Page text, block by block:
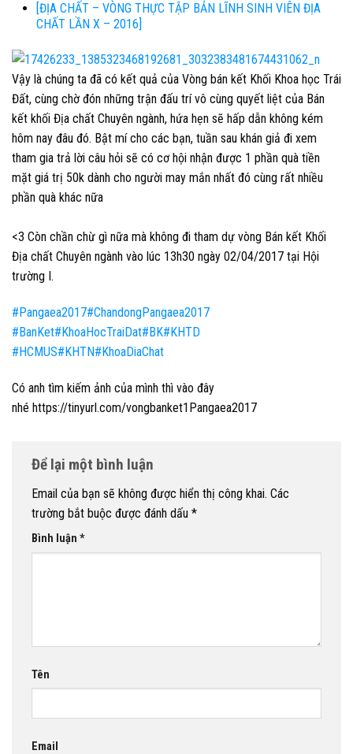
[ĐỊA CHẤT – VÒNG THỰC TẬP BẢN LĨNH SINH VIÊN ĐỊA
CHẤT LẦN X – 2016]
Vậy là chúng ta đã có kết quả của Vòng bán kết Khối Khoa học Trái
Đất, cùng chờ đón những trận đấu trí vô cùng quyết liệt của Bán
kết khối Địa chất Chuyên ngành, hứa hẹn sẽ hấp dẫn không kém
hôm nay đâu đó. Bật mí cho các bạn, tuần sau khán giả đi xem
tham gia trả lời câu hỏi sẽ có cơ hội nhận được 1 phần quà tiền
mặt giá trị 50k dành cho người may mắn nhất đó cùng rất nhiều
phần quà khác nữa
<3 Còn chần chừ gì nữa mà không đi tham dự vòng Bán kết Khối
Địa chất Chuyên ngành vào lúc 13h30 ngày 02/04/2017 tại Hội
trường I.
#Pangaea2017#ChandongPangaea2017
#BanKet#KhoaHocTraiDat#BK#KHTD
#HCMUS#KHTN#KhoaDiaChat
Có anh tìm kiếm ảnh của mình thì vào đây
nhé https://tinyurl.com/vongbanket1Pangaea2017
Để lại một bình luận
Email của bạn sẽ không được hiển thị công khai. Các
trường bắt buộc được đánh dấu *
Bình luận *
Tên
Email